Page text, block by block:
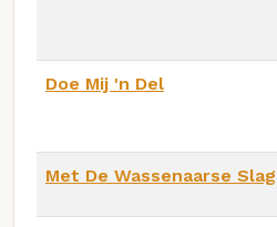
Doe Mij 'n Del
Met De Wassenaarse Slag